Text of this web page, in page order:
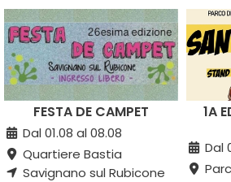
FESTA DE CAMPET
Dal 01.08 al 08.08
Quartiere Bastia
Savignano sul Rubicone
1A
Dal